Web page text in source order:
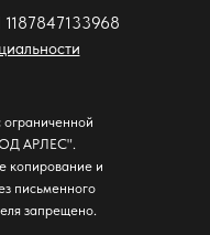
АРЛЕС".
копирование и
письменного
запрещено.